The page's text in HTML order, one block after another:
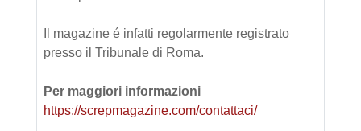
Il magazine é infatti regolarmente registrato
presso il Tribunale di Roma.
Per maggiori informazioni
https://screpmagazine.com/contattaci/